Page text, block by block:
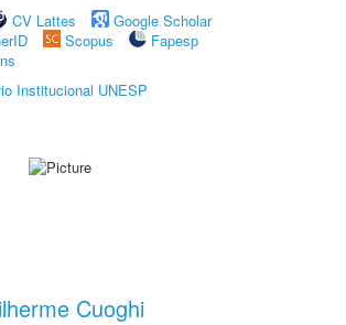
CV Lattes
Google Scholar
Scopus
Fapesp
Institucional UNESP
Cuoghi